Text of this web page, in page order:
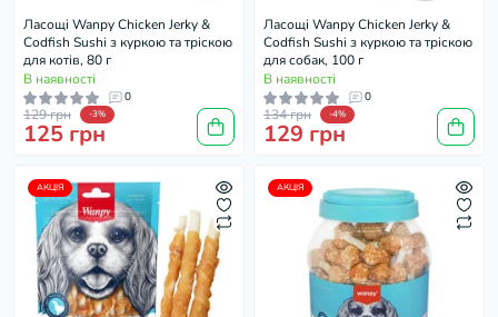
Ласощі Wanpy Chicken Jerky &
Codfish Sushi з куркою та тріскою
для котів, 80 г
В наявності
0
129 грн -3%
125 грн
Ласощі Wanpy Chicken Jerky &
Codfish Sushi з куркою та тріскою
для собак, 100 г
В наявності
0
134 грн -4%
129 грн
АКЦІЯ АКЦІЯ